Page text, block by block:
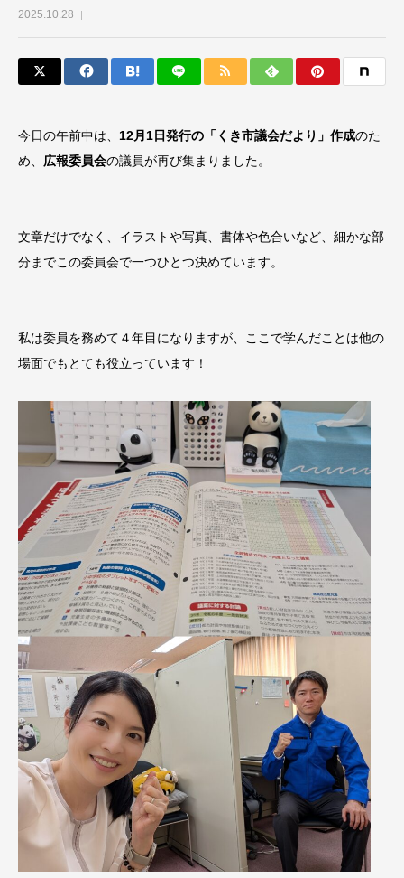
2025.10.28
今日の午前中は、 12月1日発行の「くき市議会だより」作成のた
め、 広報委員会の議員が再び集まりました。
文章だけでなく、イラストや写真、書体や色合いなど、細かな部
分までこの委員会で一つひとつ決めています。
私は委員を務めて４年目になりますが、ここで学んだことは他の
場面でもとても役立っています！